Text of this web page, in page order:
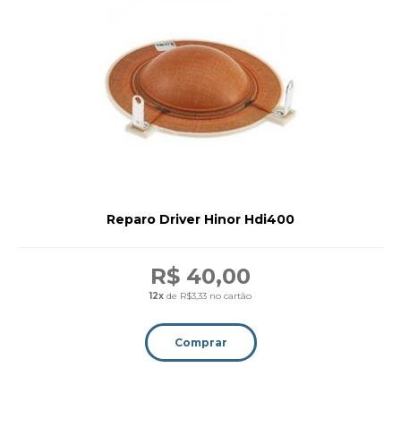
Reparo Driver Hinor Hdi400
R$ 40,00
12x de R$3,33 no cartão
Comprar